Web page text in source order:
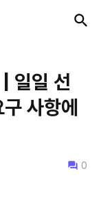
일일 선
사항에
0